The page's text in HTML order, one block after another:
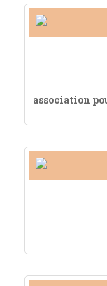
association